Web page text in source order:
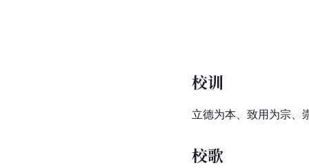
校训
立德为本、致用为宗、
校歌